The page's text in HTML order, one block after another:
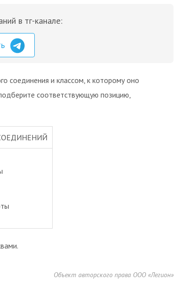
в тг-канале:
соединения и классом, к которому оно
соответствующую позицию,
Объект авторского права ООО «Легион»